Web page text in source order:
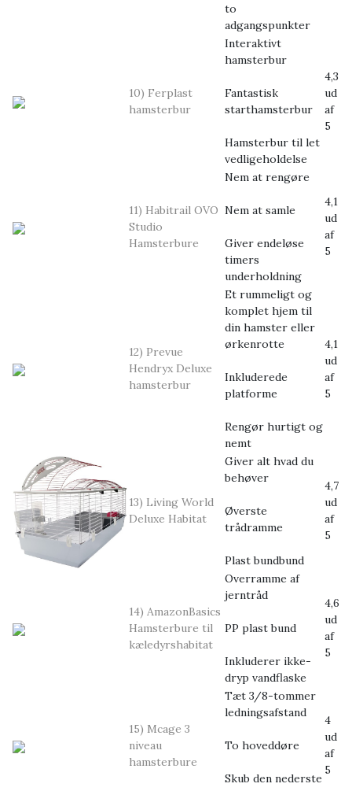
to
adgangspunkter
10) Ferplast
hamsterbur
Interaktivt
hamsterbur
Fantastisk
starthamsterbur
Hamsterbur til let
vedligeholdelse
4,3
ud
af
5
11) Habitrail OVO
Studio
Hamsterbure
Nem at rengøre
Nem at samle
Giver endeløse
timers
underholdning
4,1
ud
af
5
12) Prevue
Hendryx Deluxe
hamsterbur
Et rummeligt og
komplet hjem til
din hamster eller
ørkenrotte
Inkluderede
platforme
Rengør hurtigt og
nemt
4,1
ud
af
5
13) Living World
Deluxe Habitat
Giver alt hvad du
behøver
Øverste
trådramme
Plast bundbund
4,7
ud
af
5
14) AmazonBasics
Hamsterbure til
kæledyrshabitat
Overramme af
jerntråd
PP plast bund
Inkluderer ikke-
dryp vandflaske
4,6
ud
af
5
15) Mcage 3
niveau
hamsterbure
Tæt 3/8-tommer
ledningsafstand
To hoveddøre
Skub den nederste
4
ud
af
5